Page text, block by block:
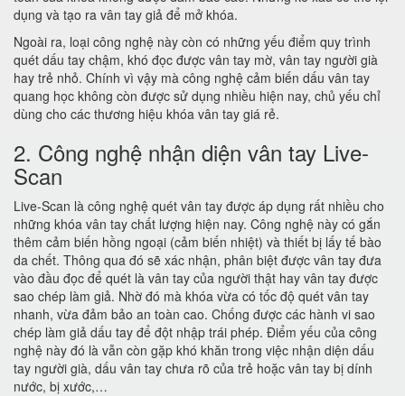
dụng và tạo ra vân tay giả để mở khóa.
Ngoài ra, loại công nghệ này còn có những yếu điểm quy trình
quét dấu tay chậm, khó đọc được vân tay mờ, vân tay người già
hay trẻ nhỏ. Chính vì vậy mà công nghệ cảm biến dấu vân tay
quang học không còn được sử dụng nhiều hiện nay, chủ yếu chỉ
dùng cho các thương hiệu khóa vân tay giá rẻ.
2. Công nghệ nhận diện vân tay Live-
Scan
Live-Scan là công nghệ quét vân tay được áp dụng rất nhiều cho
những khóa vân tay chất lượng hiện nay. Công nghệ này có gắn
thêm cảm biến hồng ngoại (cảm biến nhiệt) và thiết bị lấy tế bào
da chết. Thông qua đó sẽ xác nhận, phân biệt được vân tay đưa
vào đầu đọc để quét là vân tay của người thật hay vân tay được
sao chép làm giả. Nhờ đó mà khóa vừa có tốc độ quét vân tay
nhanh, vừa đảm bảo an toàn cao. Chống được các hành vi sao
chép làm giả dấu tay để đột nhập trái phép. Điểm yếu của công
nghệ này đó là vẫn còn gặp khó khăn trong việc nhận diện dấu
tay người già, dấu vân tay chưa rõ của trẻ hoặc vân tay bị dính
nước, bị xước,…